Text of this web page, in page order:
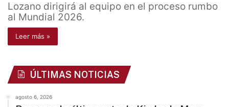
Lozano dirigirá al equipo en el proceso rumbo
al Mundial 2026.
Leer más »
ÚLTIMAS NOTICIAS
agosto 6, 2026